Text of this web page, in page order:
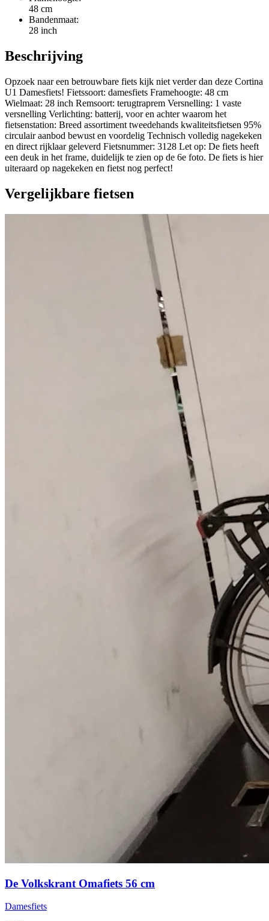
48 cm
Bandenmaat:
28 inch
Beschrijving
Opzoek naar een betrouwbare fiets kijk niet verder dan deze Cortina
U1 Damesfiets! Fietssoort: damesfiets Framehoogte: 48 cm
Wielmaat: 28 inch Remsoort: terugtraprem Versnelling: 1 vaste
versnelling Verlichting: batterij, voor en achter waarom het
fietsenstation: Breed assortiment tweedehands kwaliteitsfietsen 95%
circulair aanbod bewust en voordelig Technisch volledig nagekeken
en direct rijklaar geleverd Fietsnummer: 3128 Let op: De fiets heeft
een deuk in het frame, duidelijk te zien op de 6e foto. De fiets is hier
uiteraard op nagekeken en fietst nog perfect!
Vergelijkbare fietsen
De Volkskrant Omafiets 56 cm
Damesfiets